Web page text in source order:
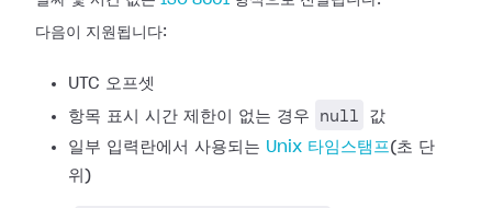
다음이 지원됩니다:
UTC 오프셋
항목 표시 시간 제한이 없는 경우
null
값
일부 입력란에서 사용되는 Unix 타임스탬프(초 단
위)